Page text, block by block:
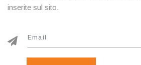
inserite sul sito.